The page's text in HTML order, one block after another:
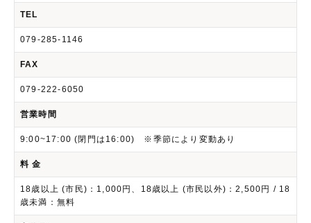
TEL
079-285-1146
FAX
079-222-6050
営業時間
9:00~17:00 (閉門は16:00) ※季節により変動あり
料 金
18歳以上 (市民)：1,000円、18歳以上 (市民以外)：2,500円 / 18
歳未満：無料